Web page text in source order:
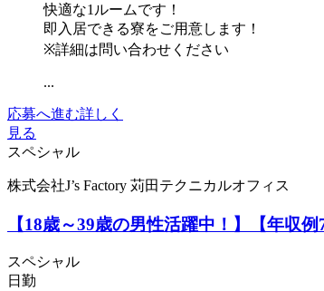
快適な1ルームです！
即入居できる寮をご用意します！
※詳細は問い合わせください
...
応募へ進む詳しく
見る
スペシャル
株式会社J’s Factory 苅田テクニカルオフィス
【18歳～39歳の男性活躍中！】【年収
スペシャル
日勤